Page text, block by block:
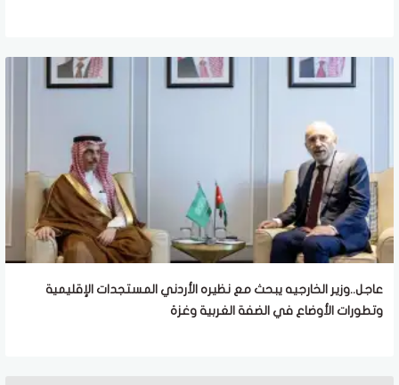
عاجل..وزير الخارجيه يبحث مع نظيره الأردني المستجدات الإقليمية
وتطورات الأوضاع في الضفة الغربية وغزة